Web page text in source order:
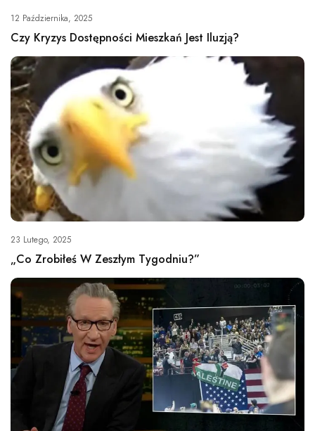
12 Października, 2025
Czy Kryzys Dostępności Mieszkań Jest Iluzją?
23 Lutego, 2025
„Co Zrobiłeś W Zeszłym Tygodniu?”